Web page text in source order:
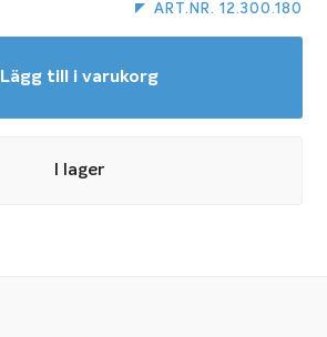
ART.NR. 12.300.180
Lägg till i varukorg
I lager